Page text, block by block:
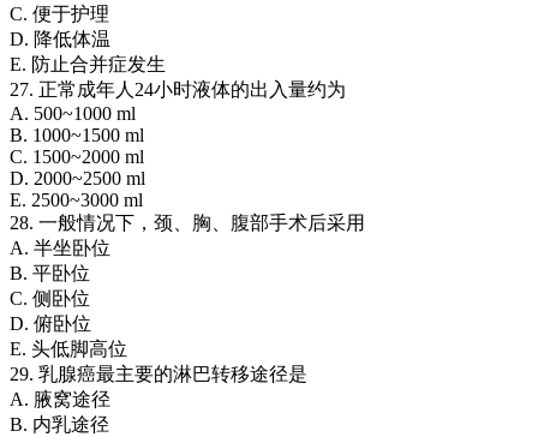
C. 便于护理
D. 降低体温
E. 防止合并症发生
27. 正常成年人24小时液体的出入量约为
A. 500~1000 ml
B. 1000~1500 ml
C. 1500~2000 ml
D. 2000~2500 ml
E. 2500~3000 ml
28. 一般情况下，颈、胸、腹部手术后采用
A. 半坐卧位
B. 平卧位
C. 侧卧位
D. 俯卧位
E. 头低脚高位
29. 乳腺癌最主要的淋巴转移途径是
A. 腋窝途径
B. 内乳途径